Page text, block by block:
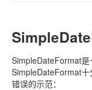
SimpleDateFormat
SimpleDateFormat
错误的示范：